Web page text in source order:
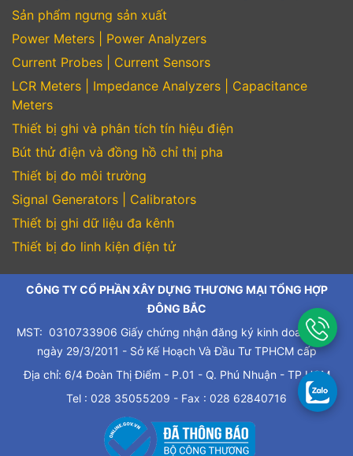
Sản phẩm ngưng sản xuất
Power Meters | Power Analyzers
Current Probes | Current Sensors
LCR Meters | Impedance Analyzers | Capacitance
Meters
Thiết bị ghi và phân tích tín hiệu điện
Bút thử điện và đồng hồ chỉ thị pha
Thiết bị đo môi trường
Signal Generators | Calibrators
Thiết bị ghi dữ liệu đa kênh
Thiết bị đo linh kiện điện tử
CÔNG TY CỔ PHẦN XÂY DỰNG THƯƠNG MẠI TỔNG HỢP
ĐÔNG BẮC
MST: 0310733906 Giấy chứng nhận đăng ký kinh doanh cấp
ngày 29/3/2011 - Sở Kế Hoạch Và Đầu Tư TPHCM cấp
Địa chỉ: 6/4 Đoàn Thị Điểm - P.01 - Q. Phú Nhuận - TP.HCM
Tel : 028 35055209 - Fax : 028 62840716